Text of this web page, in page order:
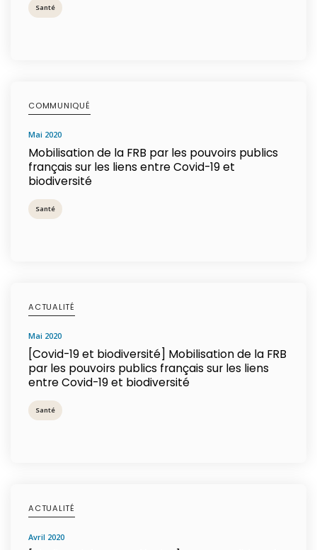
Santé
COMMUNIQUÉ
mai 2020
Mobilisation de la FRB par les pouvoirs publics
français sur les liens entre Covid-19 et
biodiversité
Santé
ACTUALITÉ
mai 2020
[Covid-19 et biodiversité] Mobilisation de la FRB
par les pouvoirs publics français sur les liens
entre Covid-19 et biodiversité
Santé
ACTUALITÉ
avril 2020